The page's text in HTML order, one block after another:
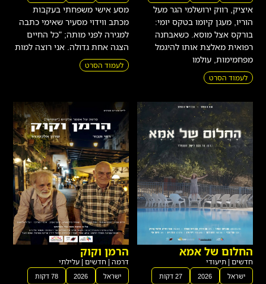
איציק, רווק ירושלמי הגר מעל
הוריו, מעגן קיומו בטקס יומי:
בורקס אצל מוסא. כשאבחנה
רפואית מאלצת אותו להיגמל
מפחמימות, עולמו
לעמוד הסרט
מסע אישי משפחתי בעקבות
מכתב ווידוי מסעיר שאימי כתבה
למגירה לפני מותה; "כל החיים
הצגה אחת גדולה. אני רוצה למות
לעמוד הסרט
החלום של אמא
חדשים |תיעודי
ישראל 2026 27 דקות
הרמן וקוק
דרמה | חדשים | עלילתי
ישראל 2026 78 דקות